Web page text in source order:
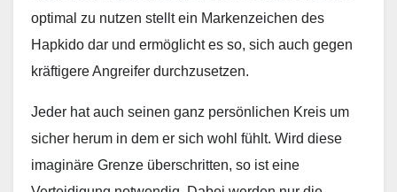
optimal zu nutzen stellt ein Markenzeichen des
Hapkido dar und ermöglicht es so, sich auch gegen
kräftigere Angreifer durchzusetzen.
Jeder hat auch seinen ganz persönlichen Kreis um
sicher herum in dem er sich wohl fühlt. Wird diese
imaginäre Grenze überschritten, so ist eine